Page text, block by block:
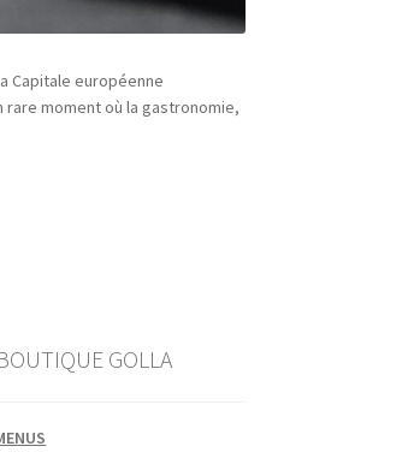
Capitale européenne
moment où la gastronomie,
GOLLA